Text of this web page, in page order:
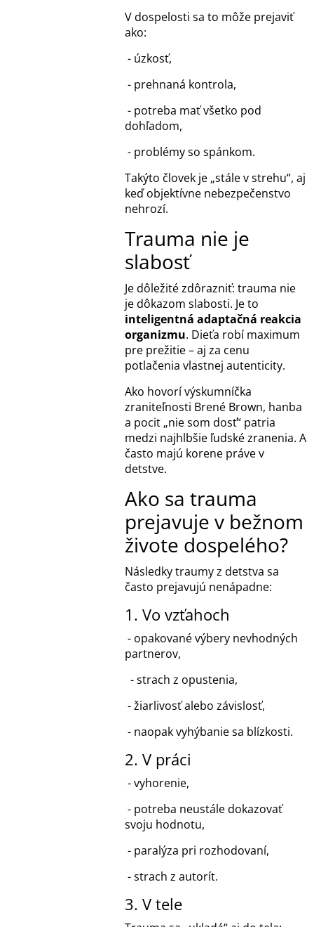
V dospelosti sa to môže prejaviť
ako:
- úzkosť,
- prehnaná kontrola,
- potreba mať všetko pod
dohľadom,
- problémy so spánkom.
Takýto človek je „stále v strehu“, aj
keď objektívne nebezpečenstvo
nehrozí.
Trauma nie je
slabosť
Je dôležité zdôrazniť: trauma nie
je dôkazom slabosti. Je to
inteligentná adaptačná reakcia
organizmu. Dieťa robí maximum
pre prežitie – aj za cenu
potlačenia vlastnej autenticity.
Ako hovorí výskumníčka
zraniteľnosti Brené Brown, hanba
a pocit „nie som dosť“ patria
medzi najhlbšie ľudské zranenia. A
často majú korene práve v
detstve.
Ako sa trauma
prejavuje v bežnom
živote dospelého?
Následky traumy z detstva sa
často prejavujú nenápadne:
1. Vo vzťahoch
- opakované výbery nevhodných
partnerov,
- strach z opustenia,
- žiarlivosť alebo závislosť,
- naopak vyhýbanie sa blízkosti.
2. V práci
- vyhorenie,
- potreba neustále dokazovať
svoju hodnotu,
- paralýza pri rozhodovaní,
- strach z autorít.
3. V tele